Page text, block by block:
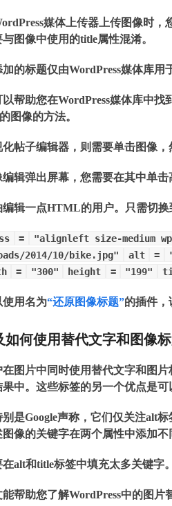
媒体上传器上传图像时
图像中使用的title属性混淆。
加的标题仅由WordPress媒体库用
以帮助您在WordPress媒体库中
图像的方法。
帖子编辑器，则需要单击图像，
辑弹出屏幕，您需要在其中单
编辑一点HTML的用户。只需切
= "alignleft size-medium
2014/10/bike.jpg"
alt =
= "300" height = "199"
使用名为“还原图像标题”的插件，
如何使用替代文字和图像
图片中同时使用替代文字和图
中。这些标签的另一个优点是
是Google声称，它们仅关注alt
像的关键字在两个属性中添加不
alt和title标签中填充太多关键字
帮助您了解WordPress中的图片